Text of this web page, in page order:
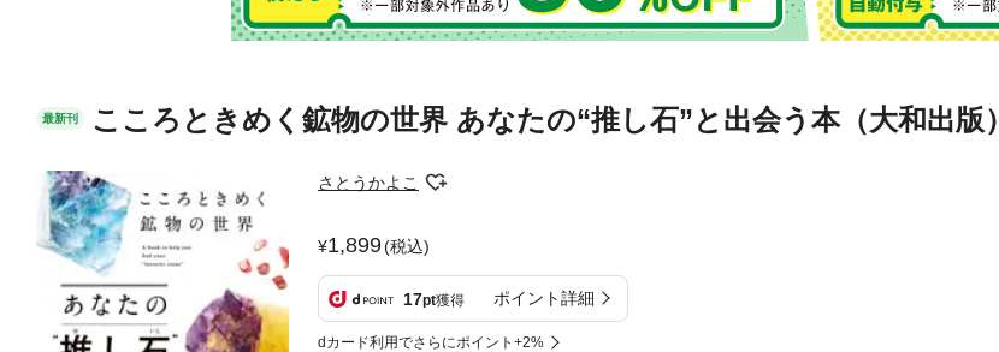
最新刊 こころときめく鉱物の世界 あなたの“推し石”と出会う本（大和出版）
さとうかよこ
1,899(税込)
17pt獲得 ポイント詳細
dカード利用でさらにポイント+2%